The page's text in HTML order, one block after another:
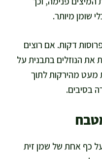
שומן מיותר.
דקות. אם רוצים
את הנוזלים בתבנית על
ומועכת מעט מהירקות לתוך
בסיבים.
כף אחת של שמן זית